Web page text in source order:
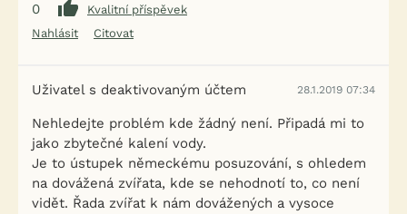
0
Kvalitní příspěvek
Nahlásit
Citovat
Uživatel s deaktivovaným účtem 28.1.2019 07:34
Nehledejte problém kde žádný není. Připadá mi to
jako zbytečné kalení vody.
Je to ústupek německému posuzování, s ohledem
na dovážená zvířata, kde se nehodnotí to, co není
vidět. Řada zvířat k nám dovážených a vysoce